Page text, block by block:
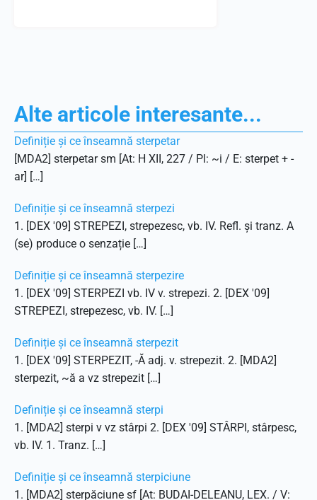
Alte articole interesante...
Definiție și ce înseamnă sterpetar
[MDA2] sterpetar sm [At: H XII, 227 / Pl: ~i / E: sterpet + -
ar] […]
Definiție și ce înseamnă sterpezi
1. [DEX '09] STREPEZI, strepezesc, vb. IV. Refl. și tranz. A
(se) produce o senzație […]
Definiție și ce înseamnă sterpezire
1. [DEX '09] STERPEZI vb. IV v. strepezi. 2. [DEX '09]
STREPEZI, strepezesc, vb. IV. […]
Definiție și ce înseamnă sterpezit
1. [DEX '09] STERPEZIT, -Ă adj. v. strepezit. 2. [MDA2]
sterpezit, ~ă a vz strepezit […]
Definiție și ce înseamnă sterpi
1. [MDA2] sterpi v vz stârpi 2. [DEX '09] STÂRPI, stârpesc,
vb. IV. 1. Tranz. […]
Definiție și ce înseamnă sterpiciune
1. [MDA2] sterpăciune sf [At: BUDAI-DELEANU, LEX. / V: